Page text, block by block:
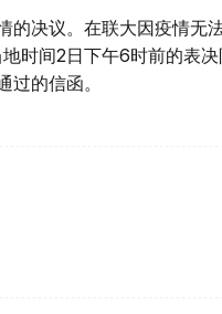
的决议。在联大因疫情无
时间2日下午6时前的表
的信函。